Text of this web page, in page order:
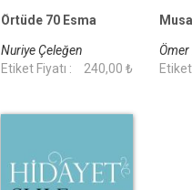
Örtüde 70 Esma
Nuriye Çeleğen
Etiket Fiyatı :
240,00 ₺
Etiket